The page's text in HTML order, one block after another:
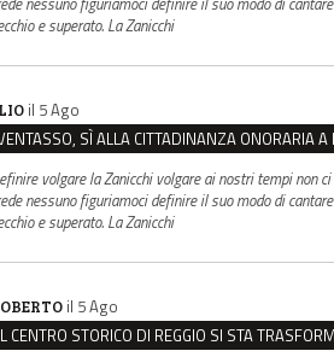
e superato. La Zanicchi
il 5 Ago
volgare la Zanicchi volgare ai nostri tempi non ci
nessuno figuriamoci definire il suo modo di cantare
e superato. La Zanicchi
il 5 Ago